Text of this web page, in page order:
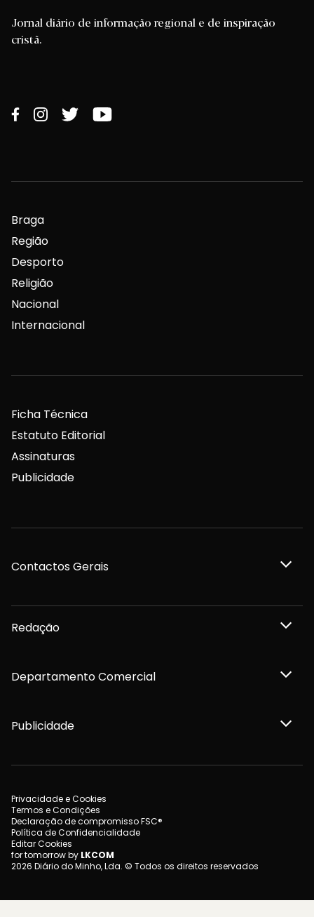
Jornal diário de informação regional e de inspiração
cristã.
Braga
Região
Desporto
Religião
Nacional
Internacional
Ficha Técnica
Estatuto Editorial
Assinaturas
Publicidade
Contactos Gerais
Redação
Departamento Comercial
Publicidade
Privacidade e Cookies
Termos e Condições
Declaração de compromisso FSC®
Política de Confidencialidade
Editar Cookies
for tomorrow by LKCOM
2026 Diário do Minho, Lda. © Todos os direitos reservados